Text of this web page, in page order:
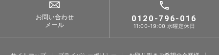
お問い合わせ
メール
0120-796-016
11:00-19:00 水曜定休日